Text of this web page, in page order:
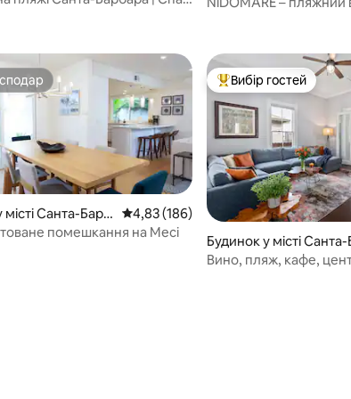
місті Санта-Барб
Середня оцінка: 4,83 з 5, відгуки:
4,83 (186)
помешкання на Месі
Топ вибір гостей
Вибір гостей
Будинок у місті
ара, Даунтаун
Вино, пляж, кафе,